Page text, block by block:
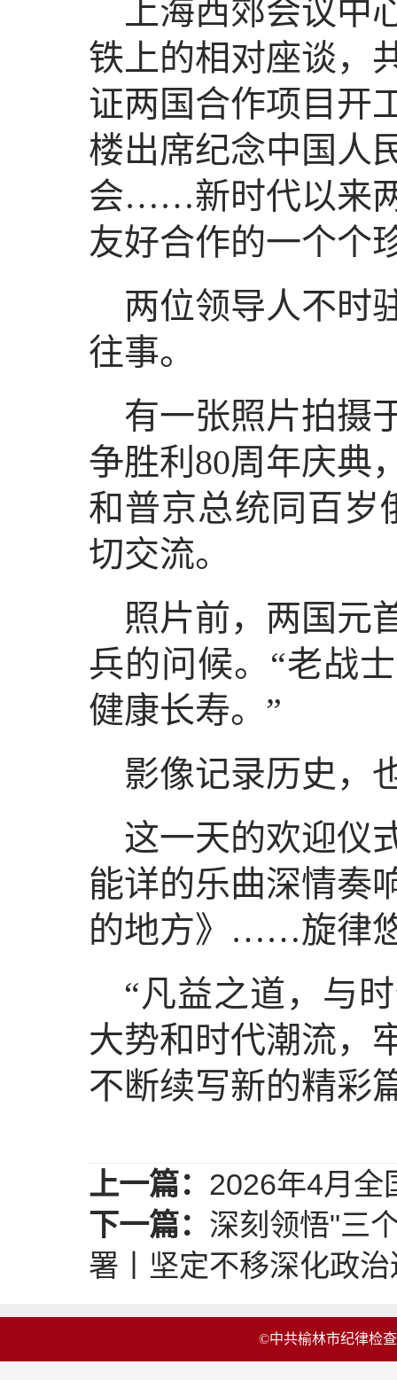
上海西郊会议中
铁上的相对座谈，
证两国合作项目开
楼出席纪念中国人
会……新时代以来
友好合作的一个个
两位领导人不时
往事。
有一张照片拍摄
争胜利80周年庆典
和普京总统同百岁
切交流。
照片前，两国元
兵的问候。“老战
健康长寿。”
影像记录历史，
这一天的欢迎仪
能详的乐曲深情奏
的地方》……旋律
“凡益之道，与
大势和时代潮流，
不断续写新的精彩
上一篇： 2026年4月全
下一篇： 深刻领悟"三
署丨坚定不移深化政治
©中共榆林市纪律检